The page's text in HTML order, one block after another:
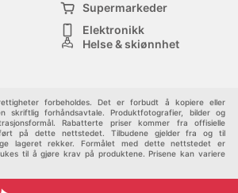
Supermarkeder
Elektronikk
Helse & skjønnhet
forbeholdes. Det er forbudt å kopiere eller
skriftlig forhåndsavtale. Produktfotografier, bilder og
Rabatterte priser kommer fra offisielle
på dette nettstedet. Tilbudene gjelder fra og til
lageret rekker. Formålet med dette nettstedet er
til å gjøre krav på produktene. Prisene kan variere